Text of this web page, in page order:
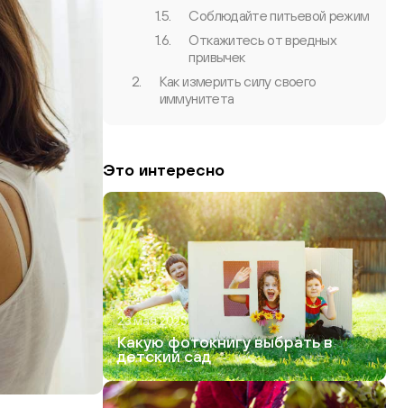
1.5.
Соблюдайте питьевой режим
1.6.
Откажитесь от вредных
привычек
2.
Как измерить силу своего
иммунитета
Это интересно
23 мая 2023
Какую фотокнигу выбрать в
детский сад